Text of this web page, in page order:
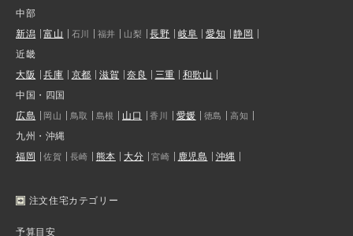
中部
新潟
富山 石川 福井 山梨 長野 岐阜 愛知
静岡
近畿
大阪
兵庫 京都 滋賀 奈良 三重
和歌山
中国・四国
広島
岡山 鳥取 島根 山口 香川 愛媛 徳島 高知
九州・沖縄
福岡
佐賀 長崎 熊本 大分 宮崎 鹿児島 沖縄
注文住宅カテゴリー
予算目安